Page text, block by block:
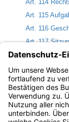
Art. 114
Art. 115
Art. 116
Art. 117
Art. 118
Art. 119
Art. 120
Bayern.de